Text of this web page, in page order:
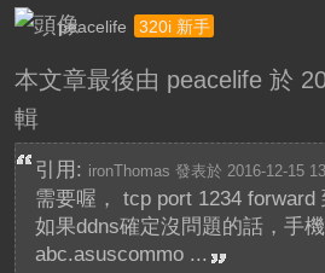
peacelife 320i 新手
本文章最後由 peacelife 於
輯
引用: ironThomas 發表於 2016-12-15
需要喔， tcp port 1234 forward
如果ddns確定沒問題的話，手
abc.asuscommo ...